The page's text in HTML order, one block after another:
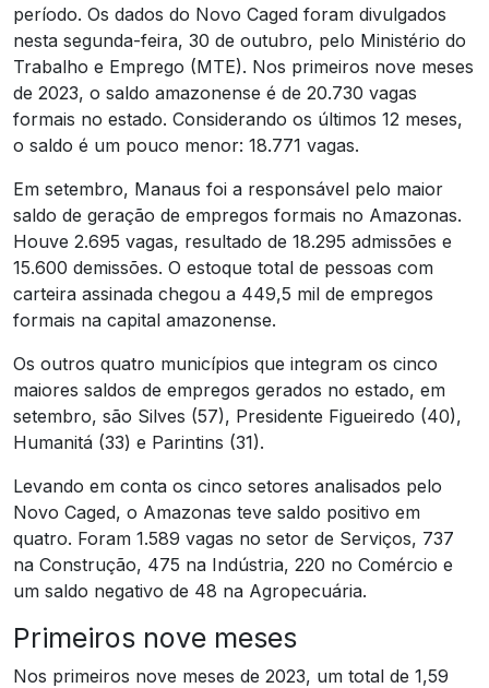
período. Os dados do Novo Caged foram divulgados
nesta segunda-feira, 30 de outubro, pelo Ministério do
Trabalho e Emprego (MTE). Nos primeiros nove meses
de 2023, o saldo amazonense é de 20.730 vagas
formais no estado. Considerando os últimos 12 meses,
o saldo é um pouco menor: 18.771 vagas.
Em setembro, Manaus foi a responsável pelo maior
saldo de geração de empregos formais no Amazonas.
Houve 2.695 vagas, resultado de 18.295 admissões e
15.600 demissões. O estoque total de pessoas com
carteira assinada chegou a 449,5 mil de empregos
formais na capital amazonense.
Os outros quatro municípios que integram os cinco
maiores saldos de empregos gerados no estado, em
setembro, são Silves (57), Presidente Figueiredo (40),
Humanitá (33) e Parintins (31).
Levando em conta os cinco setores analisados pelo
Novo Caged, o Amazonas teve saldo positivo em
quatro. Foram 1.589 vagas no setor de Serviços, 737
na Construção, 475 na Indústria, 220 no Comércio e
um saldo negativo de 48 na Agropecuária.
Primeiros nove meses
Nos primeiros nove meses de 2023, um total de 1,59